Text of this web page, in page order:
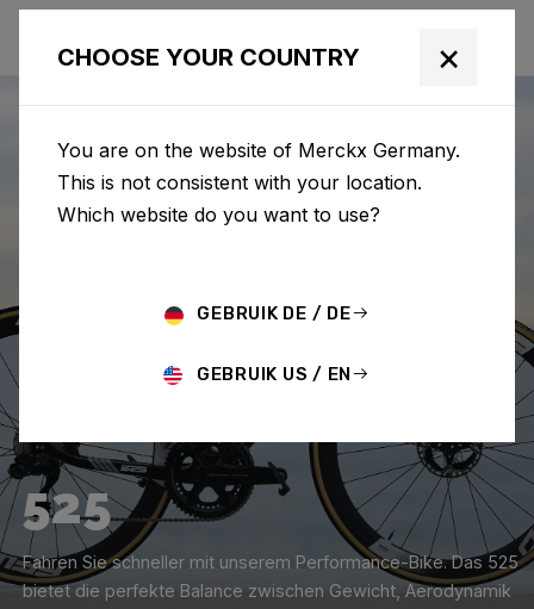
525
Fahren Sie schneller mit unserem Performance-Bike. Das 525
bietet die perfekte Balance zwischen Gewicht, Aerodynamik
CHOOSE YOUR COUNTRY ×
You are on the website of Merckx Germany.
This is not consistent with your location.
Which website do you want to use?
GEBRUIK DE / DE
GEBRUIK US / EN